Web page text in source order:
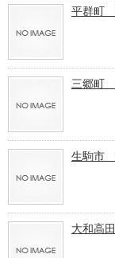
平群町
三郷町
生駒市
大和高